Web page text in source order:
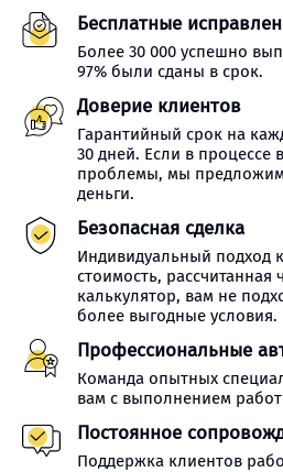
Бесплатные
Более 30 000 успешно
97% были сданы в срок.
Доверие клиентов
Гарантийный срок на
30 дней. Если в процессе
проблемы, мы
деньги.
Безопасная сделка
Индивидуальный подход
стоимость, рассчитанная
калькулятор, вам не
более выгодные условия.
Профессиональные
Команда опытных
вам с выполнением
Постоянное
Поддержка клиентов